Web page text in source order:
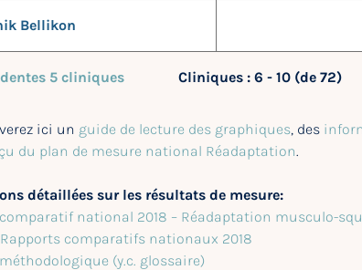
Bellikon
5 cliniques Cliniques : 6 - 10 (de 72)
ici un guide de lecture des graphiques, des
du plan de mesure national Réadaptation.
détaillées sur les résultats de mesure:
national 2018 – Réadaptation musculo-
comparatifs nationaux 2018
(y.c. glossaire)